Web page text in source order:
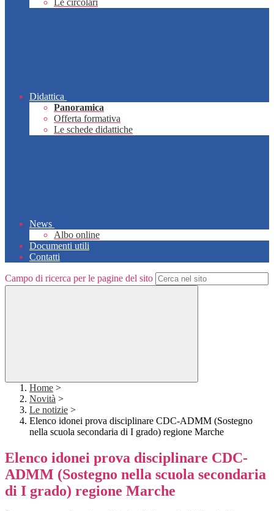
Le circolari
Didattica
Panoramica
Offerta formativa
Le schede didattiche
News
Albo online
Documenti utili
Contatti
Campo di ricerca per le pagine del sito
Home >
Novità >
Le notizie >
Elenco idonei prova disciplinare CDC-ADMM (Sostegno
nella scuola secondaria di I grado) regione Marche
Elenco idonei prova disciplinare CDC-
ADMM (Sostegno nella scuola secondaria
di I grado) regione Marche